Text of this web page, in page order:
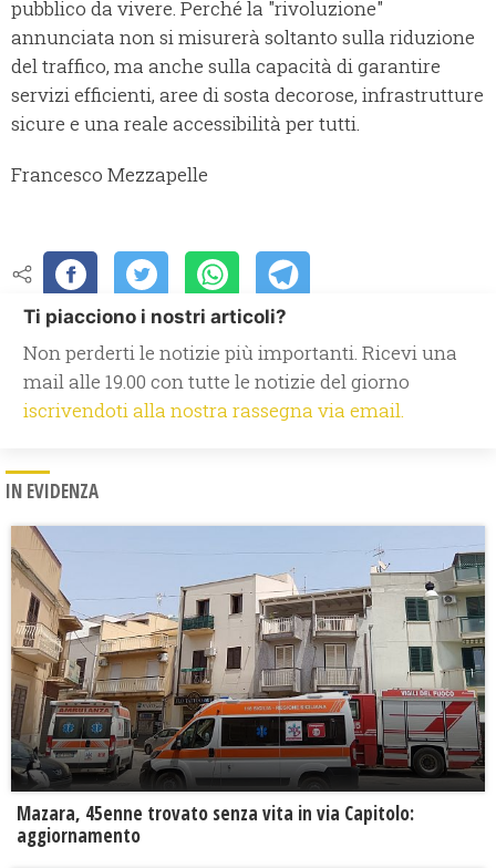
pubblico da vivere. Perché la "rivoluzione"
annunciata non si misurerà soltanto sulla riduzione
del traffico, ma anche sulla capacità di garantire
servizi efficienti, aree di sosta decorose, infrastrutture
sicure e una reale accessibilità per tutti.
Francesco Mezzapelle
Ti piacciono i nostri articoli?
Non perderti le notizie più importanti. Ricevi una
mail alle 19.00 con tutte le notizie del giorno
iscrivendoti alla nostra rassegna via email.
IN EVIDENZA
Mazara, 45enne trovato senza vita in via Capitolo:
aggiornamento